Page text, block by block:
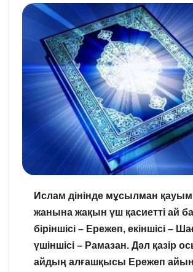
Ислам дінінде мұсылман
жанына жақын үш қасиетті ай
біріншісі – Ережеп, екіншісі –
үшіншісі – Рамазан. Дәл қазір
айдың алғашқысы Ережеп айын